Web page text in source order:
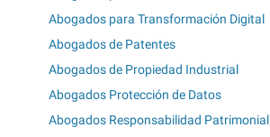
Abogados para Transformación Digital
Abogados de Patentes
Abogados de Propiedad Industrial
Abogados Protección de Datos
Abogados Responsabilidad Patrimonial